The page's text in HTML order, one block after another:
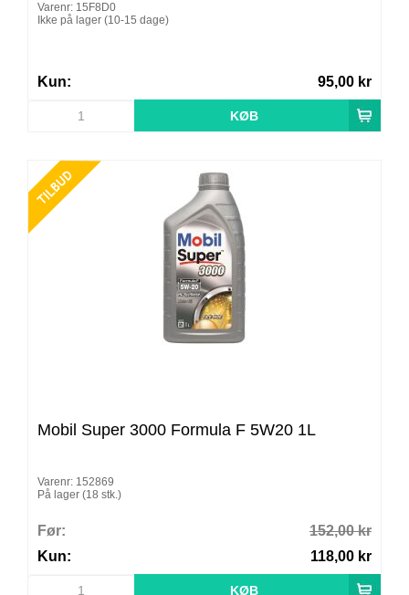
Varenr: 15F8D0
Ikke på lager (10-15 dage)
Kun: 95,00 kr
Mobil Super 3000 Formula F 5W20 1L
Varenr: 152869
På lager (18 stk.)
Før:
152,00 kr
Kun:
118,00 kr